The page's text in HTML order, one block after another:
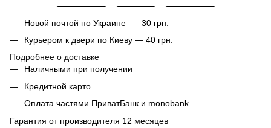
Новой почтой по Украине — 30 грн.
Курьером к двери по Киеву — 40 грн.
Подробнее о доставке
Наличными при получении
Кредитной карто
Оплата частями ПриватБанк и monobank
Гарантия от производителя 12 месяцев